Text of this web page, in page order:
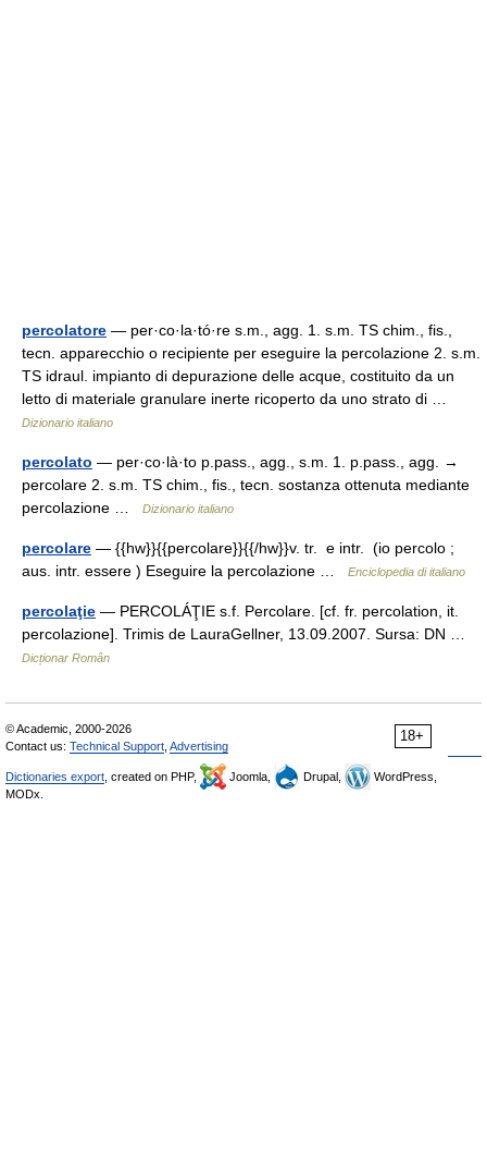
percolatore — per·co·la·tó·re s.m., agg. 1. s.m. TS chim., fis.,
tecn. apparecchio o recipiente per eseguire la percolazione 2. s.m.
TS idraul. impianto di depurazione delle acque, costituito da un
letto di materiale granulare inerte ricoperto da uno strato di …
Dizionario italiano
percolato — per·co·là·to p.pass., agg., s.m. 1. p.pass., agg. →
percolare 2. s.m. TS chim., fis., tecn. sostanza ottenuta mediante
percolazione …
Dizionario italiano
percolare — {{hw}}{{percolare}}{{/hw}}v. tr. e intr. (io percolo ;
aus. intr. essere ) Eseguire la percolazione …
Enciclopedia di italiano
percolaţie — PERCOLÁŢIE s.f. Percolare. [cf. fr. percolation, it.
percolazione]. Trimis de LauraGellner, 13.09.2007. Sursa: DN …
Dicționar Român
18+
© Academic, 2000-2026
Contact us: Technical Support Advertising
Dictionaries export , created on PHP, Joomla, Drupal,
WordPress,
MODx.